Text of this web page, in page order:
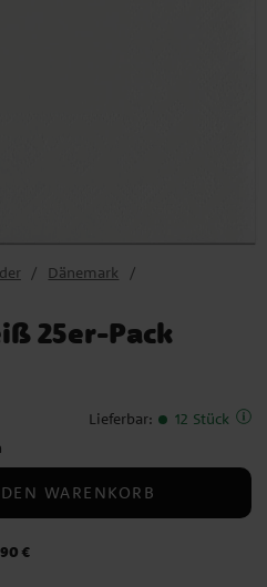
Dänemark
25er-Pack
Lieferbar: 12 Stück
WARENKORB
€